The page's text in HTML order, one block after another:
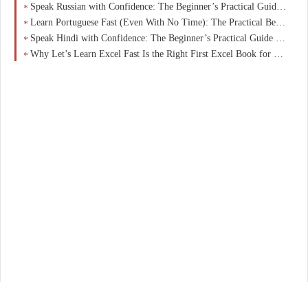
Speak Russian with Confidence: The Beginner’s Practical Guide to Real Conversations Fast
Learn Portuguese Fast (Even With No Time): The Practical Beginner’s Guide Busy Adults Are Using
Speak Hindi with Confidence: The Beginner’s Practical Guide to Real Conversations from Day One
Why Let’s Learn Excel Fast Is the Right First Excel Book for Beginners